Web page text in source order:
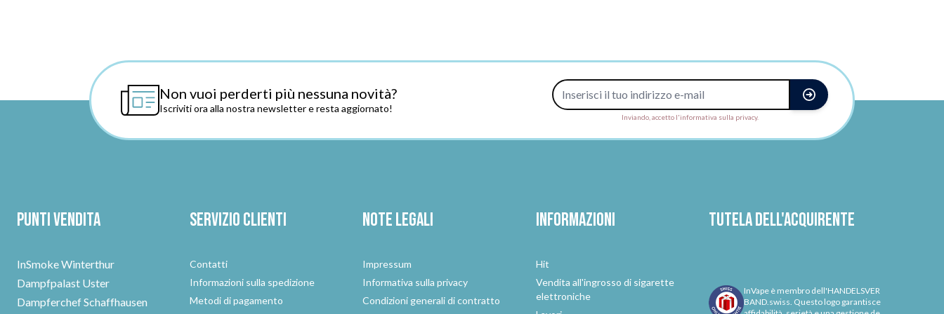
Non vuoi perderti più nessuna novità?
Iscriviti ora alla nostra newsletter e resta aggiornato!
Indirizzo e-mail
Inviando, accetto l'informativa sulla privacy.
Punti vendita
InSmoke Winterthur
Dampfpalast Uster
Dampferchef Schaffhausen
Servizio clienti
Contatti
Informazioni sulla spedizione
Metodi di pagamento
Note legali
Impressum
Informativa sulla privacy
Condizioni generali di contratto
Informazioni
Hit
Vendita all'ingrosso di sigarette
elettroniche
Tutela dell'acquirente
InVape è membro dell'HANDELSVER
BAND.swiss. Questo logo garantisce